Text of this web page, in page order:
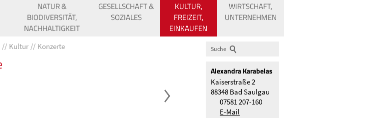
NATUR &
BIODIVERSITÄT,
NACHHALTIGKEIT
GESELLSCHAFT &
SOZIALES
KULTUR,
FREIZEIT,
EINKAUFEN
WIRTSCHAFT,
UNTERNEHMEN
Kultur Konzerte Suche
AlexandraKarabelas
Kaiserstraße 2
88348 Bad Saulgau
07581 207-160
E-Mail